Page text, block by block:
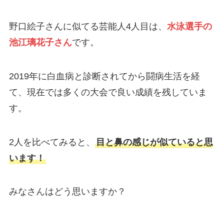
野口絵子さんに似てる芸能人4人目は、 水泳選手の
池江璃花子さんです。
2019年に白血病と診断されてから闘病生活を経
て、現在では多くの大会で良い成績を残していま
す。
2人を比べてみると、 目と鼻の感じが似ていると思
います！
みなさんはどう思いますか？